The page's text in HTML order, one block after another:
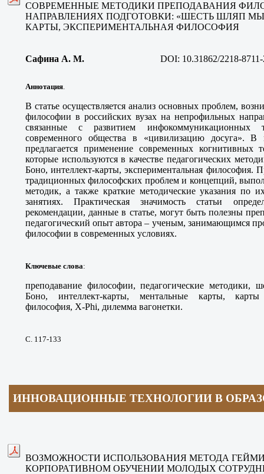
СОВРЕМЕННЫЕ МЕТОДИКИ ПРЕПОДАВАНИЯ
НАПРАВЛЕНИЯХ ПОДГОТОВКИ: «ШЕСТЬ ШЛЯП
КАРТЫ, ЭКСПЕРИМЕНТАЛЬНАЯ ФИЛОСОФИЯ
Сафина А. М. DOI: 10.31862/2218-
Аннотация
В статье осуществляется анализ основных проблем,
философии в российских вузах на непрофильных
связанные с развитием инфокоммуникационных
современного общества в «цивилизацию досуга». В
предлагается применение современных когнитивных
которые используются в качестве педагогических
Боно, интеллект-карты, экспериментальная
традиционных философских проблем и концепций,
методик, а также краткие методические указания по
занятиях. Практическая значимость статьи
рекомендации, данные в статье, могут быть полезны
педагогический опыт автора – ученым, занимающимся
философии в современных условиях.
Ключевые слова:
преподавание философии, педагогические
Боно, интеллект-карты, ментальные карты, карты
философия, X-Phi, дилемма вагонетки.
С. 117-133
ИННОВАЦИОННЫЕ ТЕХНОЛОГИИ В
ВОЗМОЖНОСТИ ИСПОЛЬЗОВАНИЯ МЕТОДА
КОРПОРАТИВНОМ ОБУЧЕНИИ МОЛОДЫХ